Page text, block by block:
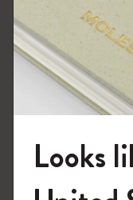
モレ
Looks